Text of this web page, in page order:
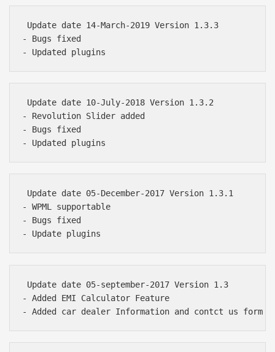
Update date 14-March-2019 Version 1.3.3
- Bugs fixed
Update date 10-July-2018 Version 1.3.2
- Revolution Slider added
- Bugs fixed
Update date 05-December-2017 Version 1.3.1
- WPML supportable
- Bugs fixed
Update date 05-september-2017 Version 1.3
- Added EMI Calculator Feature
Báo giá & Đặt hàng: